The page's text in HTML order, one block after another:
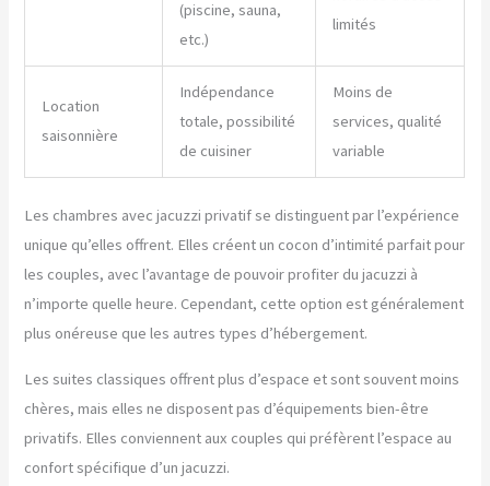
(piscine, sauna,
etc.)
limités
Location
saisonnière
Indépendance
totale, possibilité
de cuisiner
Moins de
services, qualité
variable
Les chambres avec jacuzzi privatif se distinguent par l’expérience
unique qu’elles offrent. Elles créent un cocon d’intimité parfait pour
les couples, avec l’avantage de pouvoir profiter du jacuzzi à
n’importe quelle heure. Cependant, cette option est généralement
plus onéreuse que les autres types d’hébergement.
Les suites classiques offrent plus d’espace et sont souvent moins
chères, mais elles ne disposent pas d’équipements bien-être
privatifs. Elles conviennent aux couples qui préfèrent l’espace au
confort spécifique d’un jacuzzi.